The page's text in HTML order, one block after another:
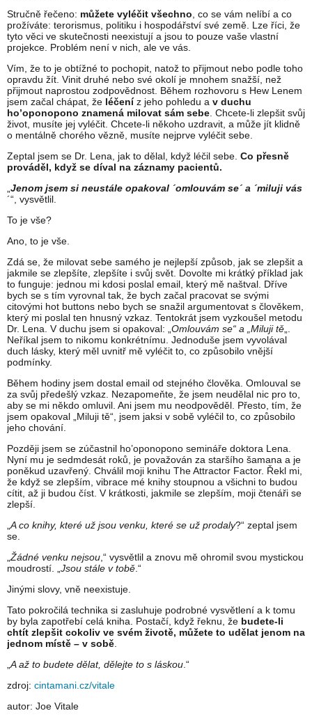
Stručně řečeno: můžete vyléčit všechno , co se vám nelíbí a co
prožíváte: terorismus, politiku i hospodářství své země. Lze říci, že
tyto věci ve skutečnosti neexistují a jsou to pouze vaše vlastní
projekce. Problém není v nich, ale ve vás.
Vím, že to je obtížné to pochopit, natož to přijmout nebo podle toho
opravdu žít. Vinit druhé nebo své okolí je mnohem snažší, než
přijmout naprostou zodpovědnost. Během rozhovoru s Hew Lenem
jsem začal chápat, že léčeníz jeho pohledu a v duchu
ho’oponopono znamená milovat sám sebe . Chcete-li zlepšit svůj
život, musíte jej vyléčit. Chcete-li někoho uzdravit, a může jít klidně
o mentálně chorého vězně, musíte nejprve vyléčit sebe.
Zeptal jsem se Dr. Lena, jak to dělal, když léčil sebe. Co přesně
prováděl, když se díval na záznamy pacientů.
Jenom jsem si neustále opakoval ´omlouvám se´ a ´miluji vás
´“, vysvětlil.
To je vše?
Ano, to je vše.
Zdá se, že milovat sebe samého je nejlepší způsob, jak se zlepšit a
jakmile se zlepšíte, zlepšíte i svůj svět. Dovolte mi krátký příklad jak
to funguje: jednou mi kdosi poslal email, který mě naštval. Dříve
bych se s tím vyrovnal tak, že bych začal pracovat se svými
citovými hot buttons nebo bych se snažil argumentovat s člověkem,
který mi poslal ten hnusný vzkaz. Tentokrát jsem vyzkoušel metodu
Dr. Lena. V duchu jsem si opakoval: „ Omlouvám se“ a „Miluji tě
Neříkal jsem to nikomu konkrétnímu. Jednoduše jsem vyvolával
duch lásky, který měl uvnitř mě vyléčit to, co způsobilo vnější
podmínky.
Během hodiny jsem dostal email od stejného člověka. Omlouval se
za svůj předešlý vzkaz. Nezapomeňte, že jsem neudělal nic pro to,
aby se mi někdo omluvil. Ani jsem mu neodpověděl. Přesto, tím, že
jsem opakoval „Miluji tě“, jsem jaksi v sobě vyléčil to, co způsobilo
jeho chování.
Později jsem se zúčastnil ho’oponopono semináře doktora Lena.
Nyní mu je sedmdesát roků, je považován za staršího šamana a je
poněkud uzavřený. Chválil moji knihu The Attractor Factor. Řekl mi,
že když se zlepším, vibrace mé knihy stoupnou a všichni to budou
cítit, až ji budou číst. V krátkosti, jakmile se zlepším, moji čtenáři se
zlepší.
A co knihy, které už jsou venku, které se už prodaly?“ zeptal jsem
se.
Žádné venku nejsou ,“ vysvětlil a znovu mě ohromil svou mystickou
moudrostí. „ Jsou stále v tobě .“
Jinými slovy, vně neexistuje.
Tato pokročilá technika si zasluhuje podrobné vysvětlení a k tomu
by byla zapotřebí celá kniha. Postačí, když řeknu, že budete-li
chtít zlepšit cokoliv ve svém životě, můžete to udělat jenom na
jednom místě – v sobě
A až to budete dělat, dělejte to s láskou .“
zdroj: cintamani.cz/vitale
autor: Joe Vitale